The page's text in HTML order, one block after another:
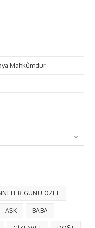
Mahkûmdur
GÜNÜ ÖZEL
AŞK BABA